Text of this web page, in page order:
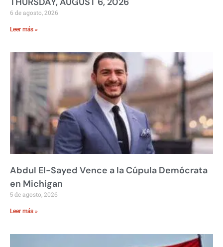
6 de agosto, 2026
Leer más »
Abdul El-Sayed Vence a la Cúpula Demócrata
en Michigan
5 de agosto, 2026
Leer más »